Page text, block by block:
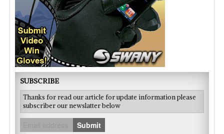
SUBSCRIBE
Thanks for read our article for update information please
subscriber our newslatter below
Submit